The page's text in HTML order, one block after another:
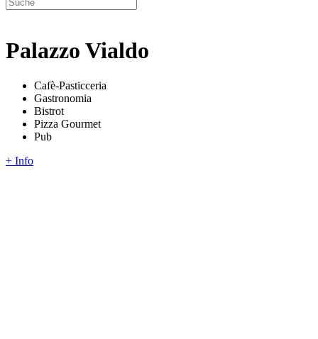
Palazzo Vialdo
Cafè-Pasticceria
Gastronomia
Bistrot
Pizza Gourmet
Pub
+ Info